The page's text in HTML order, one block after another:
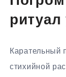
ритуал
Карательный
стихийной